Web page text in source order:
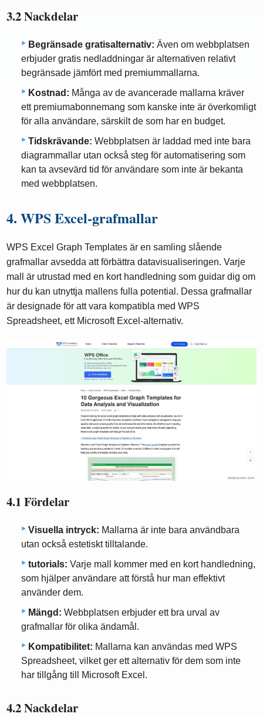
3.2 Nackdelar
Begränsade gratisalternativ: Även om webbplatsen
erbjuder gratis nedladdningar är alternativen relativt
begränsade jämfört med premiummallarna.
Kostnad: Många av de avancerade mallarna kräver
ett premiumabonnemang som kanske inte är överkomligt
för alla användare, särskilt de som har en budget.
Tidskrävande: Webbplatsen är laddad med inte bara
diagrammallar utan också steg för automatisering som
kan ta avsevärd tid för användare som inte är bekanta
med webbplatsen.
4. WPS Excel-grafmallar
WPS Excel Graph Templates är en samling slående
grafmallar avsedda att förbättra datavisualiseringen. Varje
mall är utrustad med en kort handledning som guidar dig om
hur du kan utnyttja mallens fulla potential. Dessa grafmallar
är designade för att vara kompatibla med WPS
Spreadsheet, ett Microsoft Excel-alternativ.
4.1 Fördelar
Visuella intryck: Mallarna är inte bara användbara
utan också estetiskt tilltalande.
tutorials: Varje mall kommer med en kort handledning,
som hjälper användare att förstå hur man effektivt
använder dem.
Mängd: Webbplatsen erbjuder ett bra urval av
grafmallar för olika ändamål.
Kompatibilitet: Mallarna kan användas med WPS
Spreadsheet, vilket ger ett alternativ för dem som inte
har tillgång till Microsoft Excel.
4.2 Nackdelar